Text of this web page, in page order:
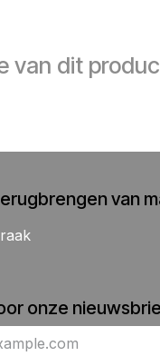
van dit
van
onze